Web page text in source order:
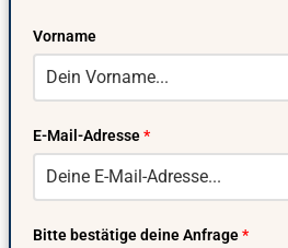
Vorname
E-Mail-Adresse*
Bitte bestätige deine Anfrage*